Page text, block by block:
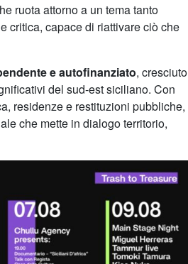
ruota attorno a un tema tanto
critica, capace di riattivare ciò che
e autofinanziato, cresciuto
del sud-est siciliano. Con
residenze e restituzioni pubbliche,
che mette in dialogo territorio,